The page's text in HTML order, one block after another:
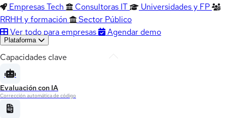
Empresas Tech
Consultoras IT
Universidades y FP
RRHH y formación
Sector Público
Ver todo para empresas
Agendar demo
Plataforma
Capacidades clave
Evaluación con IA
Corrección automática de código